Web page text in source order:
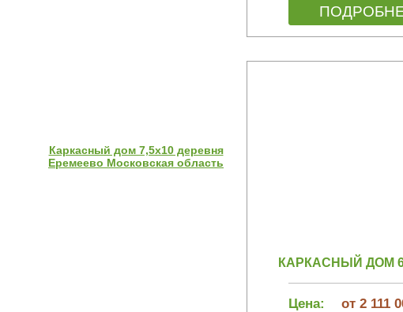
КАРКАСНЫЙ ДОМ
Цена: от 2 111
Каркасный дом 7,5х10 деревня
Еремеево Московская область